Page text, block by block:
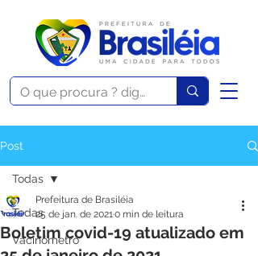
Post
Todas
Vacinômetro
Todas
Boletim covid-19 atualizado em
Prefeitura de Brasiléia
25 de jan. de 20210 min de leitura